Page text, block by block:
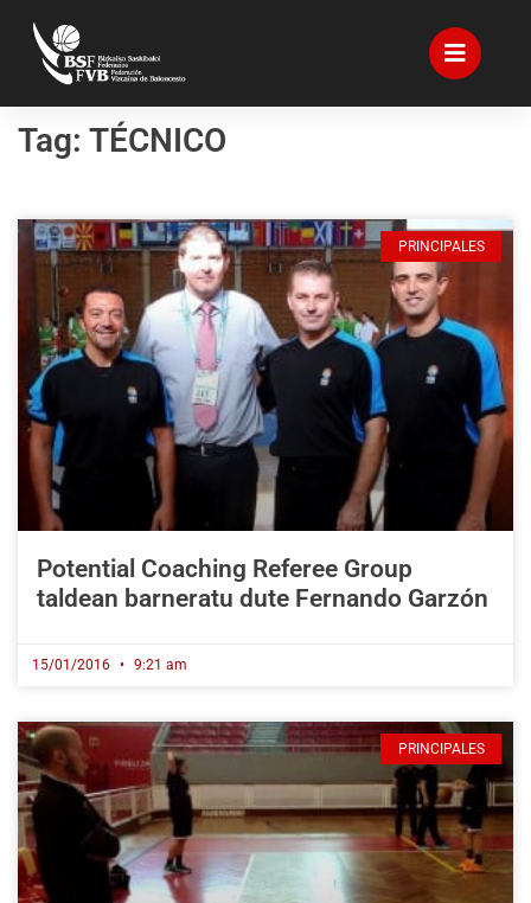
Tag: TÉCNICO
PRINCIPALES
Potential Coaching Referee Group
taldean barneratu dute Fernando Garzón
15/01/2016 9:21 am
PRINCIPALES